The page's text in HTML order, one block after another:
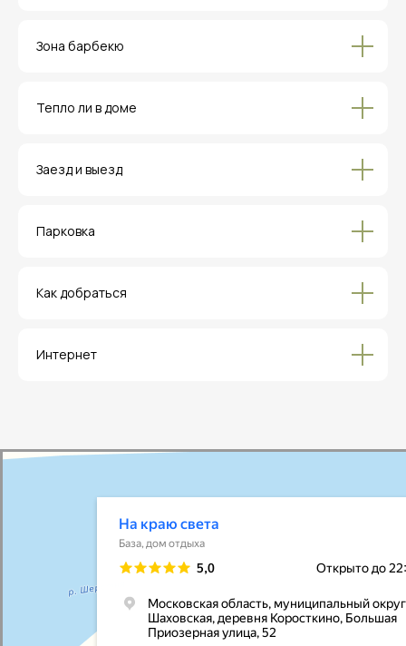
Зона барбекю
Тепло ли в доме
Заезд и выезд
Парковка
Как добраться
Интернет